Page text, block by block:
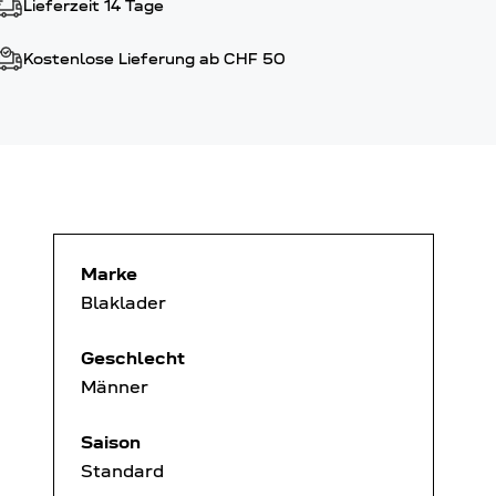
Lieferzeit 14 Tage
Kostenlose Lieferung ab CHF 50
Marke
Blaklader
Geschlecht
Männer
Saison
Standard